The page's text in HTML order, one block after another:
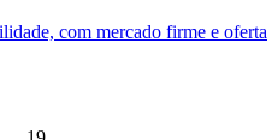
com mercado firme e oferta